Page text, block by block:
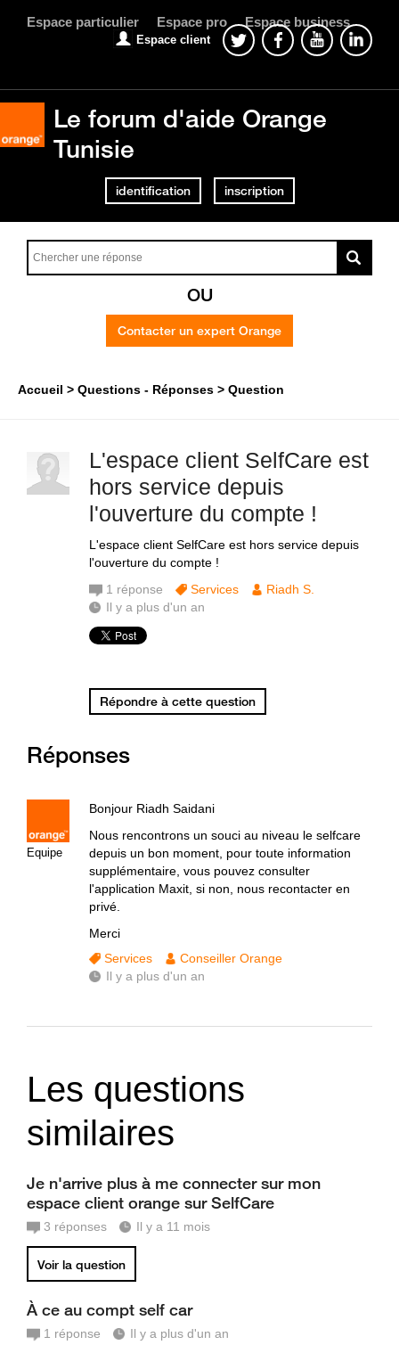
Espace particulier Espace pro Espace business
Espace client
Le forum d'aide Orange
Tunisie
identification inscription
OU
Contacter un expert Orange
Accueil Questions - Réponses Question
L'espace client SelfCare est
hors service depuis
l'ouverture du compte !
L'espace client SelfCare est hors service depuis
l'ouverture du compte !
1 réponse Services
Riadh S.
Il y a plus d'un an
Répondre à cette question
Réponses
Equipe
Bonjour Riadh Saidani
Nous rencontrons un souci au niveau le selfcare
depuis un bon moment, pour toute information
supplémentaire, vous pouvez consulter
l'application Maxit, si non, nous recontacter en
privé.
Merci
Services
Conseiller Orange
Il y a plus d'un an
Les questions
similaires
Je n'arrive plus à me connecter sur mon
espace client orange sur SelfCare
3 réponses Il y a 11 mois
Voir la question
À ce au compt self car
1 réponse Il y a plus d'un an